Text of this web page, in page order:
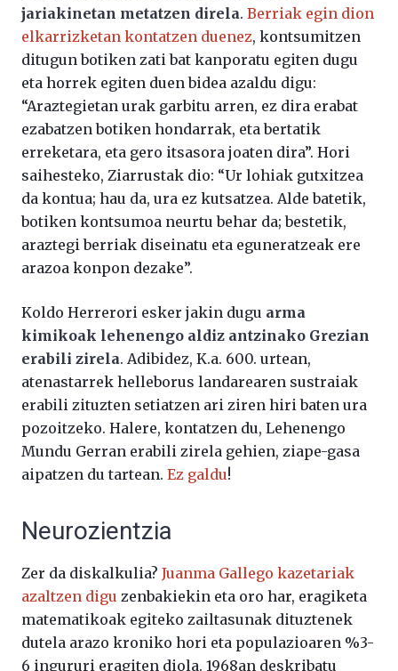
jariakinetan metatzen direla. Berriak egin dion
elkarrizketan kontatzen duenez, kontsumitzen
ditugun botiken zati bat kanporatu egiten dugu
eta horrek egiten duen bidea azaldu digu:
“Araztegietan urak garbitu arren, ez dira erabat
ezabatzen botiken hondarrak, eta bertatik
erreketara, eta gero itsasora joaten dira”. Hori
saihesteko, Ziarrustak dio: “Ur lohiak gutxitzea
da kontua; hau da, ura ez kutsatzea. Alde batetik,
botiken kontsumoa neurtu behar da; bestetik,
araztegi berriak diseinatu eta eguneratzeak ere
arazoa konpon dezake”.
Koldo Herrerori esker jakin dugu arma
kimikoak lehenengo aldiz antzinako Grezian
erabili zirela. Adibidez, K.a. 600. urtean,
atenastarrek helleborus landarearen sustraiak
erabili zituzten setiatzen ari ziren hiri baten ura
pozoitzeko. Halere, kontatzen du, Lehenengo
Mundu Gerran erabili zirela gehien, ziape-gasa
aipatzen du tartean. Ez galdu!
Neurozientzia
Zer da diskalkulia? Juanma Gallego kazetariak
azaltzen digu zenbakiekin eta oro har, eragiketa
matematikoak egiteko zailtasunak dituztenek
dutela arazo kroniko hori eta populazioaren %3-
6 ingururi eragiten diola. 1968an deskribatu